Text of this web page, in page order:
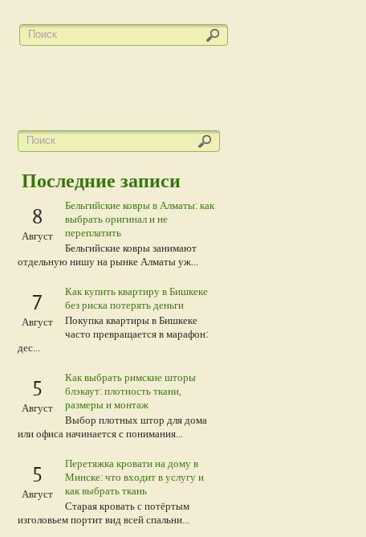
Последние записи
8
Август
Бельгийские ковры в Алматы: как
выбрать оригинал и не
переплатить
Бельгийские ковры занимают
отдельную нишу на рынке Алматы уж...
7
Август
Как купить квартиру в Бишкеке
без риска потерять деньги
Покупка квартиры в Бишкеке
часто превращается в марафон:
дес...
5
Август
Как выбрать римские шторы
блэкаут: плотность ткани,
размеры и монтаж
Выбор плотных штор для дома
или офиса начинается с понимания...
5
Август
Перетяжка кровати на дому в
Минске: что входит в услугу и
как выбрать ткань
Старая кровать с потёртым
изголовьем портит вид всей спальни...